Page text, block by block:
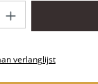
Voer de
verlanglijst